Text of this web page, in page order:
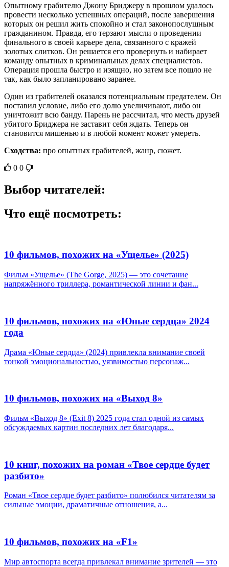
Опытному грабителю Джону Бриджеру в прошлом удалось
провести несколько успешных операций, после завершения
которых он решил жить спокойно и стал законопослушным
гражданином. Правда, его терзают мысли о проведении
финального в своей карьере дела, связанного с кражей
золотых слитков. Он решается его провернуть и набирает
команду опытных в криминальных делах специалистов.
Операция прошла быстро и изящно, но затем все пошло не
так, как было запланировано заранее.
Один из грабителей оказался потенциальным предателем. Он
поставил условие, либо его долю увеличивают, либо он
уничтожит всю банду. Парень не рассчитал, что месть друзей
убитого Бриджера не заставит себя ждать. Теперь он
становится мишенью и в любой момент может умереть.
Сходства: про опытных грабителей, жанр, сюжет.
0 0
Выбор читателей:
Что ещё посмотреть:
10 фильмов, похожих на «Ущелье» (2025)
Фильм «Ущелье» (The Gorge, 2025) — это сочетание
напряжённого триллера, романтической линии и фан...
10 фильмов, похожих на «Юные сердца» 2024
года
Драма «Юные сердца» (2024) привлекла внимание своей
тонкой эмоциональностью, уязвимостью персонаж...
10 фильмов, похожих на «Выход 8»
Фильм «Выход 8» (Exit 8) 2025 года стал одной из самых
обсуждаемых картин последних лет благодаря...
10 книг, похожих на роман «Твое сердце будет
разбито»
Роман «Твое сердце будет разбито» полюбился читателям за
сильные эмоции, драматичные отношения, а...
10 фильмов, похожих на «F1»
Мир автоспорта всегда привлекал внимание зрителей — это